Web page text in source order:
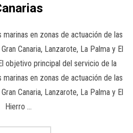
en zonas de actuación de las
Canaria, Lanzarote, La Palma y El
objetivo principal del servicio de la
en zonas de actuación de las
Canaria, Lanzarote, La Palma y El
Hierro …